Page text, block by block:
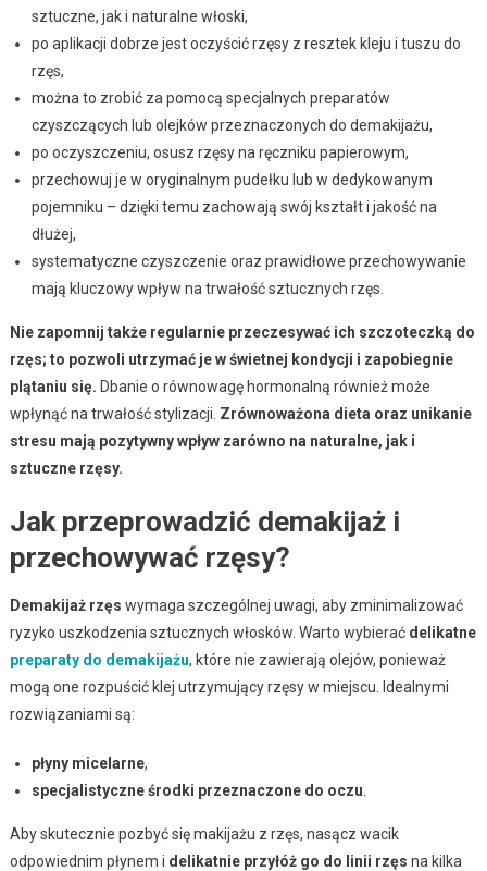
sztuczne, jak i naturalne włoski,
po aplikacji dobrze jest oczyścić rzęsy z resztek kleju i tuszu do
rzęs,
można to zrobić za pomocą specjalnych preparatów
czyszczących lub olejków przeznaczonych do demakijażu,
po oczyszczeniu, osusz rzęsy na ręczniku papierowym,
przechowuj je w oryginalnym pudełku lub w dedykowanym
pojemniku – dzięki temu zachowają swój kształt i jakość na
dłużej,
systematyczne czyszczenie oraz prawidłowe przechowywanie
mają kluczowy wpływ na trwałość sztucznych rzęs.
Nie zapomnij także regularnie przeczesywać ich szczoteczką do
rzęs; to pozwoli utrzymać je w świetnej kondycji i zapobiegnie
plątaniu się. Dbanie o równowagę hormonalną również może
wpłynąć na trwałość stylizacji. Zrównoważona dieta oraz unikanie
stresu mają pozytywny wpływ zarówno na naturalne, jak i
sztuczne rzęsy.
Jak przeprowadzić demakijaż i
przechowywać rzęsy?
Demakijaż rzęs wymaga szczególnej uwagi, aby zminimalizować
ryzyko uszkodzenia sztucznych włosków. Warto wybierać delikatne
preparaty do demakijażu, które nie zawierają olejów, ponieważ
mogą one rozpuścić klej utrzymujący rzęsy w miejscu. Idealnymi
rozwiązaniami są:
płyny micelarne,
specjalistyczne środki przeznaczone do oczu
Aby skutecznie pozbyć się makijażu z rzęs, nasącz wacik
odpowiednim płynem i delikatnie przyłóż go do linii rzęs na kilka